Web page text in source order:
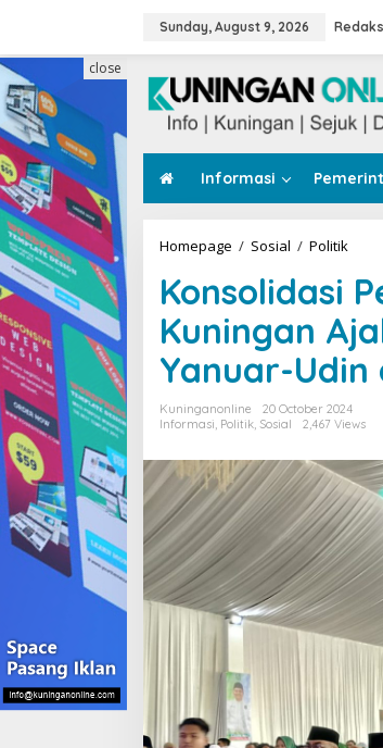
Sunday, August 9, 2026
Informasi
close
Homepage / Sosial / Politik
DPC
PKB
Ajak
Paslon
Udin
dan
01
Jabar
Acep-
Konsolidasi
Kuningan
Yanuar-Udin
Kuninganonline
20 October 2024
Informasi Politik Sosial 2,467 Views